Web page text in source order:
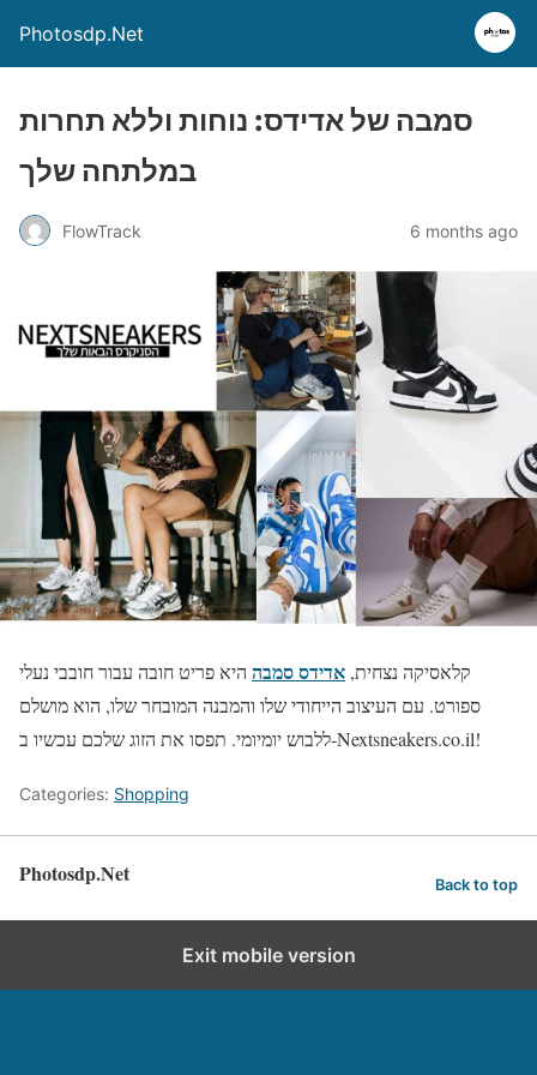
Photosdp.Net
סמבה של אדידס: נוחות וללא תחרות
במלתחה שלך
FlowTrack 6 months ago
קלאסיקה נצחית, אדידס סמבה היא פריט חובה עבור חובבי נעלי
ספורט. עם העיצוב הייחודי שלו והמבנה המובחר שלו, הוא מושלם
ללבוש יומיומי. תפסו את הזוג שלכם עכשיו ב-Nextsneakers.co.il!
Categories: Shopping
Photosdp.Net Back to top
Exit mobile version